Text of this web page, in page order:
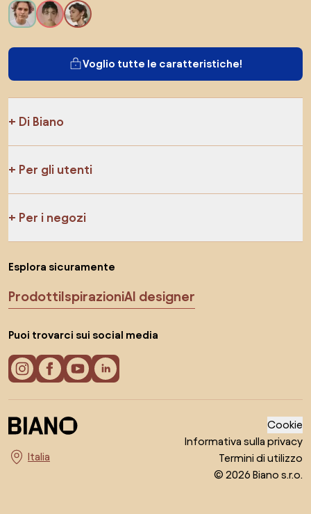
Voglio tutte le caratteristiche!
Di Biano
Per gli utenti
Per i negozi
Esplora sicuramente
ProdottiIspirazioniAI designer
Puoi trovarci sui social media
Seleziona il paese
Cookie
Informativa sulla privacy
Termini di utilizzo
© 2026 Biano s.r.o.